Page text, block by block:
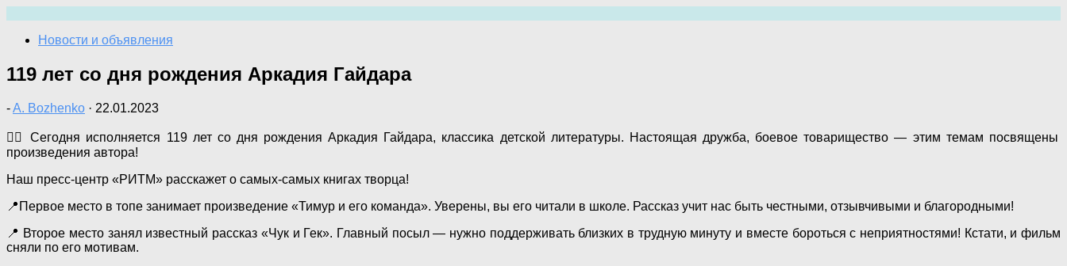
содержимому
Новости и объявления
119 лет со дня рождения Аркадия Гайдара
-A. Bozhenko · 22.01.2023
✍🏼 Сегодня исполняется 119 лет со дня рождения Аркадия Гайдара, классика детской литературы. Настоящая дружба, боевое товарищество — этим темам посвящены
произведения автора!
Наш пресс-центр «РИТМ» расскажет о самых-самых книгах творца!
📍Первое место в топе занимает произведение «Тимур и его команда». Уверены, вы его читали в школе. Рассказ учит нас быть честными, отзывчивыми и благородными!
📍 Второе место занял известный рассказ «Чук и Гек». Главный посыл — нужно поддерживать близких в трудную минуту и вместе бороться с неприятностями! Кстати, и фильм
сняли по его мотивам.